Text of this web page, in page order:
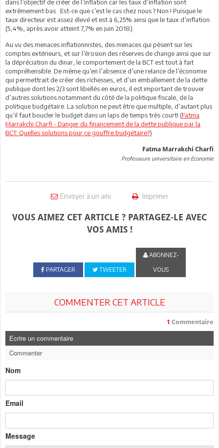
dans l’objectif de créer de l’inflation car les taux d’inflation sont
extrêmement bas. Est-ce que c’est le cas chez nous ? Non ! Puisque le
taux directeur est assez élevé et est à 6,25% ainsi que le taux d’inflation
(5,4%, après avoir atteint 7,7% en juin 2018).
Au vu des menaces inflationnistes, des menaces qui pèsent sur les
comptes extérieurs, et sur l’érosion des réserves de change ainsi que sur
la dépréciation du dinar, le comportement de la BCT est tout à fait
compréhensible. De même qu’en l’absence d’une relance de l’économie
qui permettrait de créer des richesses, et d’un emballement de la dette
publique dont les 2/3 sont libellés en euros, il est important de trouver
d’autres solutions notamment du côté de la politique fiscale, de la
politique budgétaire. La solution ne peut être que multiple, d’autant plus
qu’il faut boucler le budget dans un laps de temps très court! (Fatma
Marrakchi Charfi - Danger du financement de la dette publique par la
BCT: Quelles solutions pour ce gouffre budgétaire?)
Fatma Marrakchi Charfi
Professeure universitaire en Economie
Envoyer à un ami Imprimer
VOUS AIMEZ CET ARTICLE ? PARTAGEZ-LE AVEC
VOS AMIS !
PARTAGER TWEETER
ABONNEZ-
VOUS
COMMENTER CET ARTICLE
1 Commentaire
Ecrire un commentaire
Commenter
Nom
Email
Message